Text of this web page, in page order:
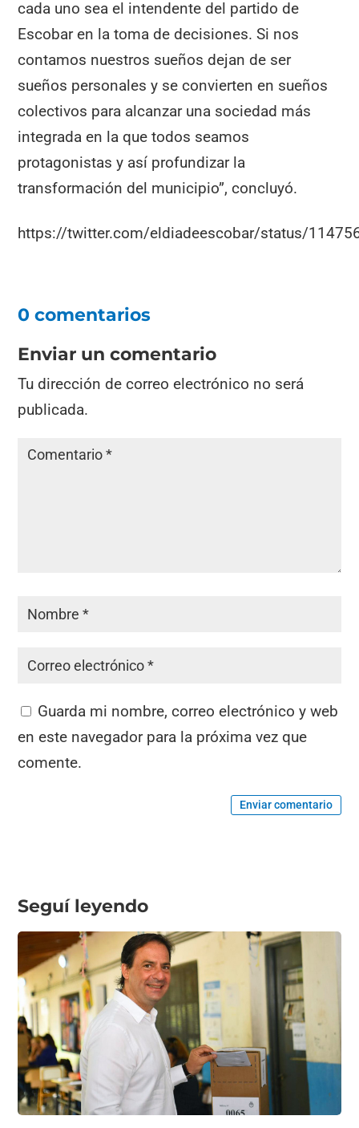
cada uno sea el intendente del partido de
Escobar en la toma de decisiones. Si nos
contamos nuestros sueños dejan de ser
sueños personales y se convierten en sueños
colectivos para alcanzar una sociedad más
integrada en la que todos seamos
protagonistas y así profundizar la
transformación del municipio”, concluyó.
https://twitter.com/eldiadeescobar/status/
0 comentarios
Enviar un comentario
Tu dirección de correo electrónico no será
publicada.
Guarda mi nombre, correo electrónico y web
en este navegador para la próxima vez que
comente.
Enviar comentario
Seguí leyendo